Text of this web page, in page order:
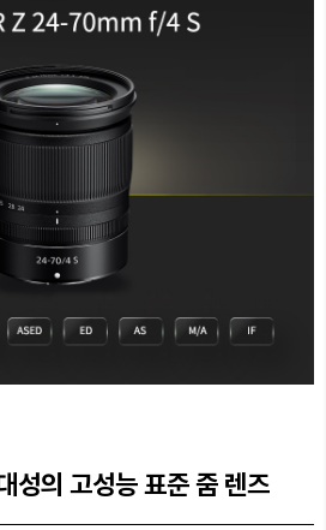
성의 고성능 표준 줌 렌즈